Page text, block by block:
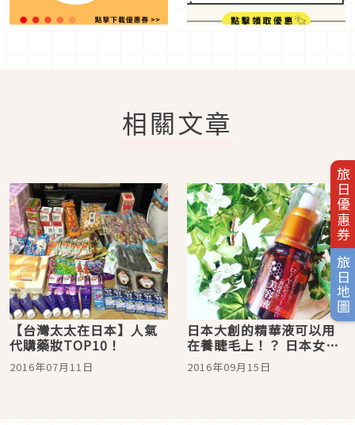
旅日優惠券
旅日地圖
相關文章
【台灣太太在日本】人氣
代購藥妝TOP10！
2016年07月11日
日本大創的精華液可以用
在養睫毛上！？ 日本女生
推薦絕對值得參考！
2016年09月15日